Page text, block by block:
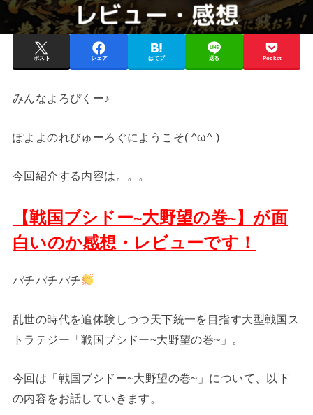
ポスト シェア はてブ 送る Pocket
みんなよろぴくー♪
ぽよよのれびゅーろぐにようこそ( ^ω^ )
今回紹介する内容は。。。
【戦国ブシドー~大野望の巻~】が面
白いのか感想・レビューです！
パチパチパチ
乱世の時代を追体験しつつ天下統一を目指す大型戦国ス
トラテジー「戦国ブシドー~大野望の巻~」。
今回は「戦国ブシドー~大野望の巻~」について、以下
の内容をお話していきます。